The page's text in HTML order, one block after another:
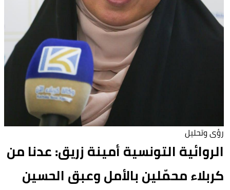
رؤى وتحليل
الروائية التونسية أمينة زريق: عدنا من
كربلاء محمّلين بالأمل وعبق الحسين